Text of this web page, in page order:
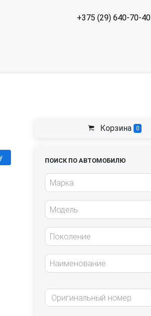
+375 (29) 640-70-40
Корзина 0
ПОИСК ПО АВТОМОБИЛЮ
Марка
Модель
Поколение
Наименование